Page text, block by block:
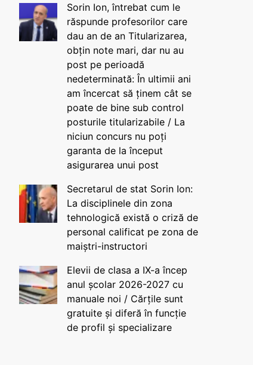
Sorin Ion, întrebat cum le
răspunde profesorilor care
dau an de an Titularizarea,
obțin note mari, dar nu au
post pe perioadă
nedeterminată: În ultimii ani
am încercat să ținem cât se
poate de bine sub control
posturile titularizabile / La
niciun concurs nu poți
garanta de la început
asigurarea unui post
Secretarul de stat Sorin Ion:
La disciplinele din zona
tehnologică există o criză de
personal calificat pe zona de
maiștri-instructori
Elevii de clasa a IX-a încep
anul școlar 2026-2027 cu
manuale noi / Cărțile sunt
gratuite și diferă în funcție
de profil și specializare